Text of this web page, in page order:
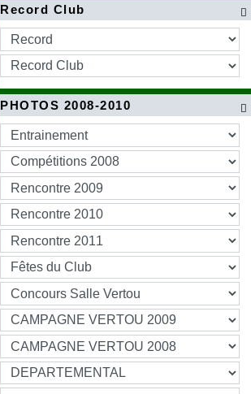

Record Club

PHOTOS 2008-2010